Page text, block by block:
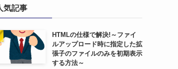
気記事
HTMLの仕様で解決!～ファイ
ルアップロード時に指定した拡
張子のファイルのみを初期表示
する方法～